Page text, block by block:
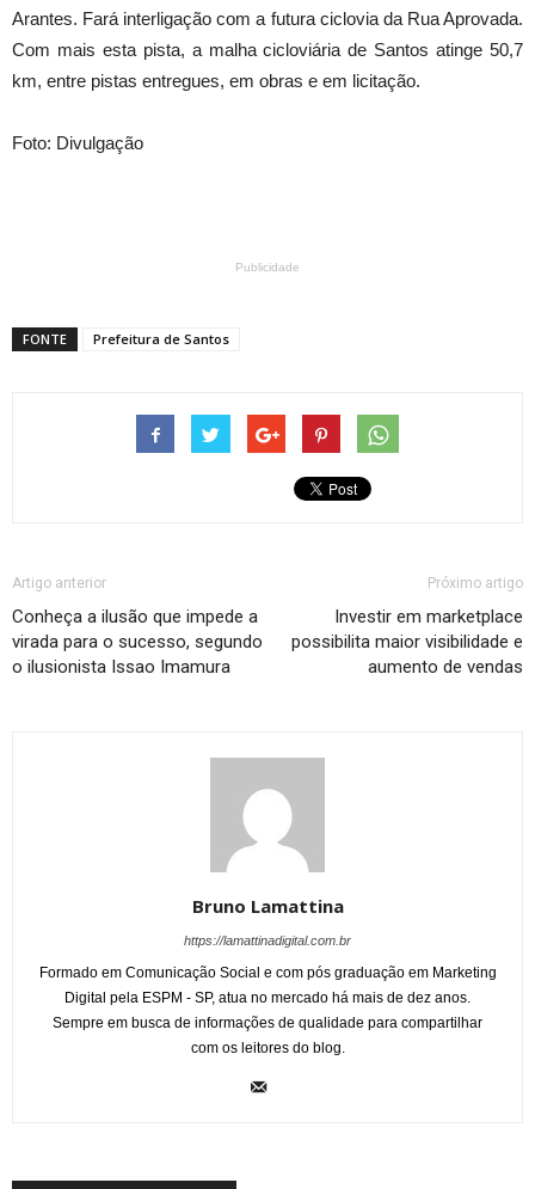
Arantes. Fará interligação com a futura ciclovia da Rua Aprovada.
Com mais esta pista, a malha cicloviária de Santos atinge 50,7
km, entre pistas entregues, em obras e em licitação.
Foto: Divulgação
Publicidade
FONTE Prefeitura de Santos
Artigo anterior
Conheça a ilusão que impede a
virada para o sucesso, segundo
o ilusionista Issao Imamura
Próximo artigo
Investir em marketplace
possibilita maior visibilidade e
aumento de vendas
Bruno Lamattina
https://lamattinadigital.com.br
Formado em Comunicação Social e com pós graduação em Marketing
Digital pela ESPM - SP, atua no mercado há mais de dez anos.
Sempre em busca de informações de qualidade para compartilhar
com os leitores do blog.